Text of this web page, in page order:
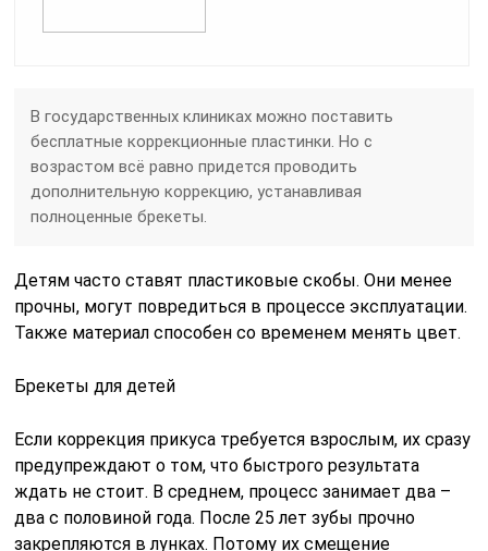
В государственных клиниках можно поставить
бесплатные коррекционные пластинки. Но с
возрастом всё равно придется проводить
дополнительную коррекцию, устанавливая
полноценные брекеты.
Детям часто ставят пластиковые скобы. Они менее
прочны, могут повредиться в процессе эксплуатации.
Также материал способен со временем менять цвет.
Брекеты для детей
Если коррекция прикуса требуется взрослым, их сразу
предупреждают о том, что быстрого результата
ждать не стоит. В среднем, процесс занимает два –
два с половиной года. После 25 лет зубы прочно
закрепляются в лунках. Потому их смещение